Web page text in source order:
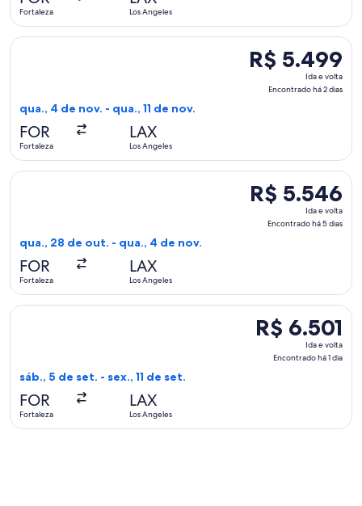
dias
Fortaleza Los Angeles
R$ 5.499
Ida
dias
R$ 5.499
Ida e volta
Encontrado há 2 dias
qua., 4 de nov. - qua., 11 de nov.
FOR
Fortaleza
LAX
Los Angeles
Selecionar o voo da Air Canada, que sai em qua., 4 de nov.
R$ 5.546
Ida
dias
R$ 5.546
Ida e volta
Encontrado há 5 dias
qua., 28 de out. - qua., 4 de nov.
FOR
Fortaleza
LAX
Los Angeles
Selecionar o voo da GOL Linhas Aereas S.A., que sai em
R$ 6.501
Ida
R$ 6.501
Ida e volta
Encontrado há 1 dia
sáb., 5 de set. - sex., 11 de set.
FOR
Fortaleza
LAX
Los Angeles
Selecionar o voo da American Airlines, que sai em sáb., 5